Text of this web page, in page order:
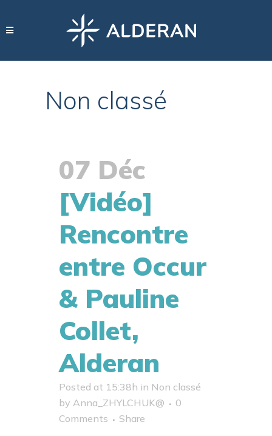
Non classé
07 Déc
[Vidéo]
Rencontre
entre Occur
& Pauline
Collet,
Alderan
Posted at 15:38h in Non classé
by Anna_ZHYLCHUK@
0
Comments
Share